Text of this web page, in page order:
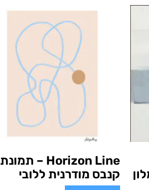
Horizon Line – תמונת
קנבס מודרנית ללובי